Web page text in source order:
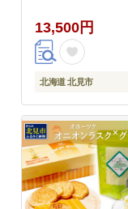
0045】
13,500円
北海道 北見市